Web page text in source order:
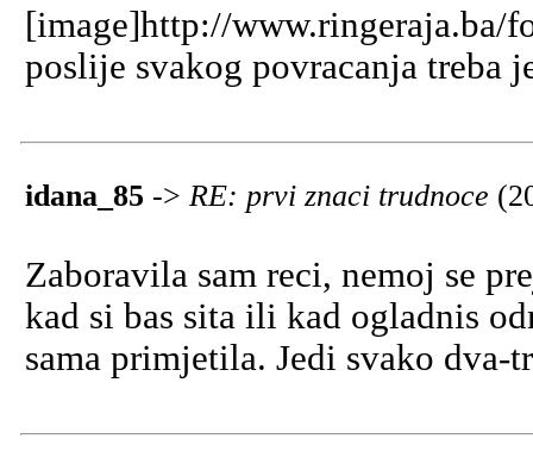
[image]http://www.ringeraja.ba/
poslije svakog povracanja treba
idana_85 -> RE: prvi znaci trudnoce
Zaboravila sam reci, nemoj se
kad si bas sita ili kad ogladnis
sama primjetila. Jedi svako